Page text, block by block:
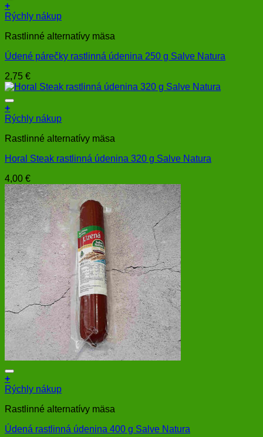
+
Rýchly nákup
Rastlinné alternatívy mäsa
Údené párečky rastlinná údenina 250 g Salve Natura
2,75 €
+
Rýchly nákup
Rastlinné alternatívy mäsa
Horal Steak rastlinná údenina 320 g Salve Natura
4,00 €
+
Rýchly nákup
Rastlinné alternatívy mäsa
Údená rastlinná údenina 400 g Salve Natura